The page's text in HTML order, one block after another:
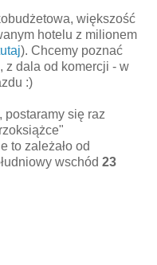
większość
hotelu z milionem
). Chcemy poznać
z dala od komercji - w
:)
postaramy się raz
to zależało od
wschód 23